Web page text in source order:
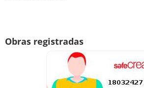
Obras registradas